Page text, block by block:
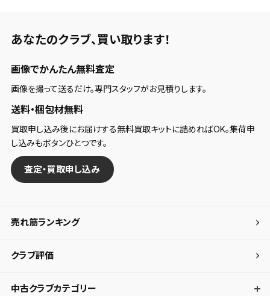
あなたのクラブ、 買い取ります！
画像でかんたん無料査定
画像を撮って送るだけ。専門スタッフがお見積りします。
送料・梱包材無料
買取申し込み後にお届けする無料買取キットに詰めればOK。集荷申
し込みもボタンひとつです。
査定・買取申し込み
売れ筋ランキング
クラブ評価
中古クラブカテゴリー